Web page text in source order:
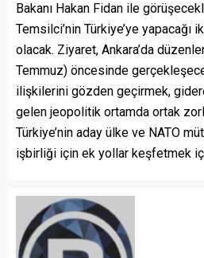
Bakanı Hakan Fidan ile
Temsilci’nin Türkiye’ye yapacağı
olacak. Ziyaret, Ankara’da
Temmuz) öncesinde
ilişkilerini gözden geçirmek,
gelen jeopolitik ortamda ortak
Türkiye’nin aday ülke ve NATO
işbirliği için ek yollar keşfetmek